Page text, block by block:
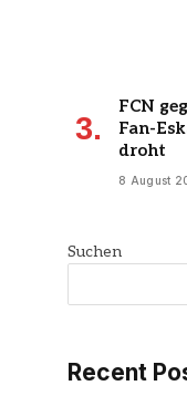
FCN
Fan-
droht
8 August
Suchen
Recent